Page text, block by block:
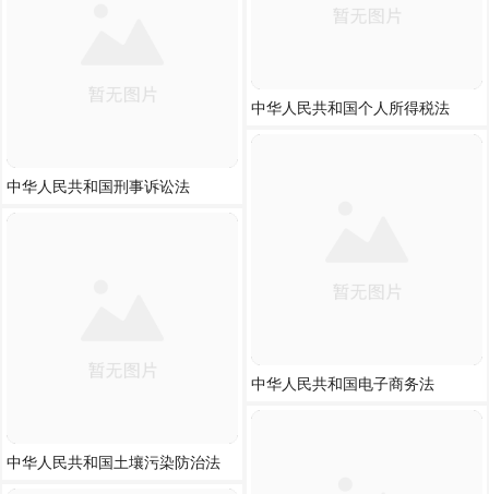
中华人民共和国刑事诉讼法
中华人民共和国土壤污染防治法
中华人民共和国个人所得税法
中华人民共和国电子商务法